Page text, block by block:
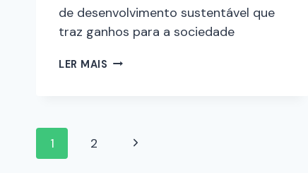
de desenvolvimento sustentável que
traz ganhos para a sociedade
LER MAIS
1 2